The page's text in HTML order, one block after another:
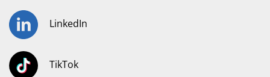
LinkedIn
TikTok